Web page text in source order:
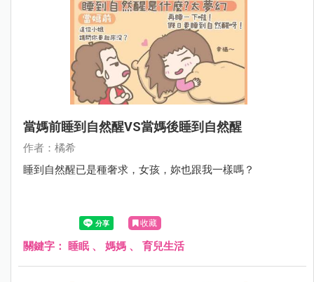
當媽前睡到自然醒VS當媽後睡到自然醒
作者：橘希
睡到自然醒已是種奢求，女孩，妳也跟我一樣嗎？
收藏
關鍵字： 睡眠、 媽媽 、 育兒生活